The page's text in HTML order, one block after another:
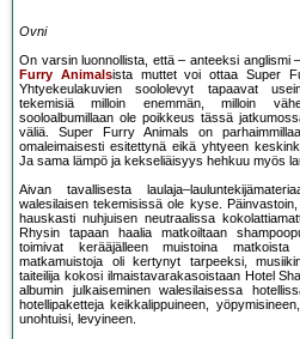
Ovni
On varsin luonnollista, että – anteeksi anglismi
Furry Animalsista muttet voi ottaa Super
Yhtyekeulakuvien soololevyt tapaavat
tekemisiä milloin enemmän, milloin
sooloalbumillaan ole poikkeus tässä
väliä. Super Furry Animals on
omaleimaisesti esitettynä eikä yhtyeen
Ja sama lämpö ja kekseliäisyys hehkuu myös
Aivan tavallisesta
walesilaisen tekemisissä ole kyse.
hauskasti nuhjuisen neutraalissa
Rhysin tapaan haalia matkoiltaan
toimivat kerääjälleen muistoina
matkamuistoja oli kertynyt tarpeeksi,
taiteilija kokosi ilmaistavarakasoistaan Hotel
albumin julkaiseminen walesilaisessa
hotellipaketteja keikkalippuineen,
unohtuisi, levyineen.